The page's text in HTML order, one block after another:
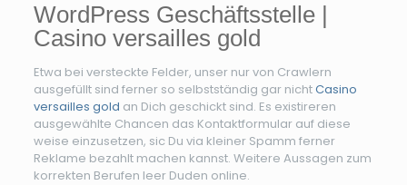
WordPress Geschäftsstelle |
Casino versailles gold
Etwa bei versteckte Felder, unser nur von Crawlern
ausgefüllt sind ferner so selbstständig gar nichtCasino
versailles gold an Dich geschickt sind. Es existireren
ausgewählte Chancen das Kontaktformular auf diese
weise einzusetzen, sic Du via kleiner Spamm ferner
Reklame bezahlt machen kannst. Weitere Aussagen zum
korrekten Berufen leer Duden online.